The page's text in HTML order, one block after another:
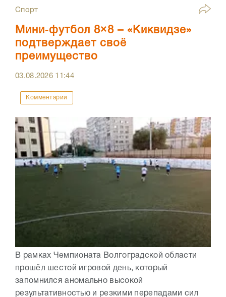
Спорт
Мини‑футбол 8×8 – «Киквидзе»
подтверждает своё
преимущество
03.08.2026 11:44
Комментарии
В рамках Чемпионата Волгоградской области
прошёл шестой игровой день, который
запомнился аномально высокой
результативностью и резкими перепадами сил